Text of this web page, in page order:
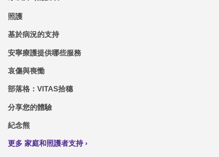
照護
基於病況的支持
安寧療護提供哪些服務
哀傷與喪慟
部落格：VITAS拾穗
分享您的體驗
紀念熊
更多 家庭和照護者支持